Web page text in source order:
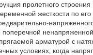
пролетного
жесткости по
поперечной
арматурой с
условиях, когда